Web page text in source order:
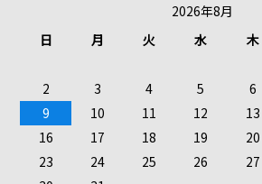
2026年8月
日
月 火 水 木
2
3 4 5 6
9
10 11 12 13
16
17 18 19 20
23
24 25 26 27